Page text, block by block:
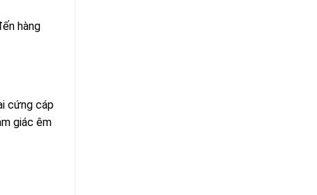
hàng
cứng cáp
giác êm